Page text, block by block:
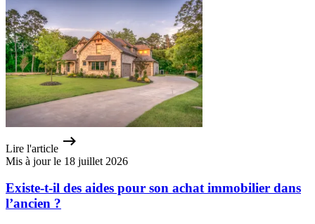
Lire l'article
Mis à jour le 18 juillet 2026
Existe-t-il des aides pour son achat immobilier dans
l’ancien ?